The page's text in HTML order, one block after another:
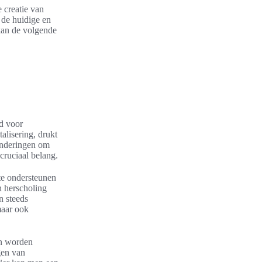
creatie van
huidige en
de volgende
voor
drukt
om
belang.
ondersteunen
herscholing
steeds
ook
worden
van